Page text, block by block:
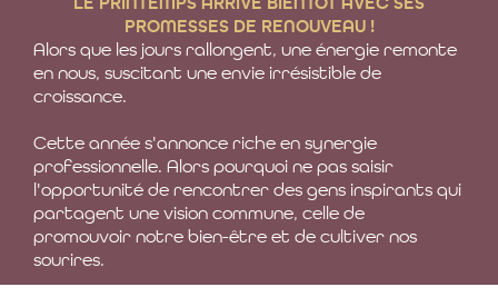
LE PRINTEMPS ARRIVE BIENTÔT AVEC SES
PROMESSES DE RENOUVEAU !
Alors que les jours rallongent, une énergie remonte
en nous, suscitant une envie irrésistible de
croissance.
Cette année s'annonce riche en synergie
professionnelle. Alors pourquoi ne pas saisir
l'opportunité de rencontrer des gens inspirants qui
partagent une vision commune, celle de
promouvoir notre bien-être et de cultiver nos
sourires.